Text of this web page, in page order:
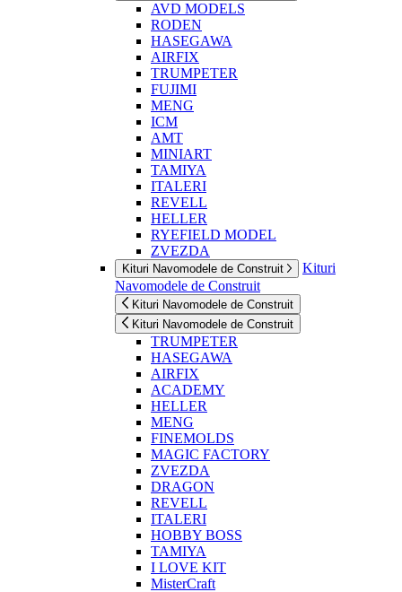
AVD MODELS
RODEN
HASEGAWA
AIRFIX
TRUMPETER
FUJIMI
MENG
ICM
AMT
MINIART
TAMIYA
ITALERI
REVELL
HELLER
RYEFIELD MODEL
ZVEZDA
Kituri Navomodele de Construit
Kituri
Navomodele de Construit
Kituri Navomodele de Construit
Kituri Navomodele de Construit
TRUMPETER
HASEGAWA
AIRFIX
ACADEMY
HELLER
MENG
FINEMOLDS
MAGIC FACTORY
ZVEZDA
DRAGON
REVELL
ITALERI
HOBBY BOSS
TAMIYA
I LOVE KIT
MisterCraft